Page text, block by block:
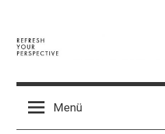
springen
Terminal
Y
Digital
BusinessMenü